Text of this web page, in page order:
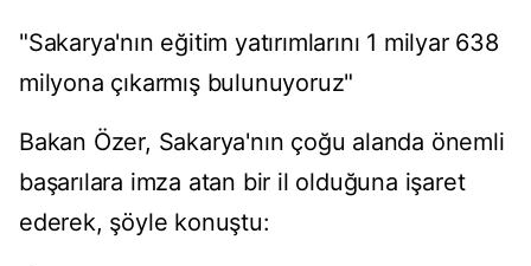
"Sakarya'nın eğitim yatırımlarını 1 milyar 638
milyona çıkarmış bulunuyoruz"
Bakan Özer, Sakarya'nın çoğu alanda önemli
başarılara imza atan bir il olduğuna işaret
ederek, şöyle konuştu: